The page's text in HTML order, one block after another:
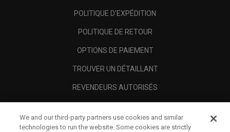
POLITIQUE D'EXPÉDITION
POLITIQUE DE RETOUR
OPTIONS DE PAIEMENT
TROUVER UN DÉTAILLANT
REVENDEURS AUTORISÉS
A PROPOS
We and our third-party partners use cookies and similar
technologies to run the website. Some cookies are strictly